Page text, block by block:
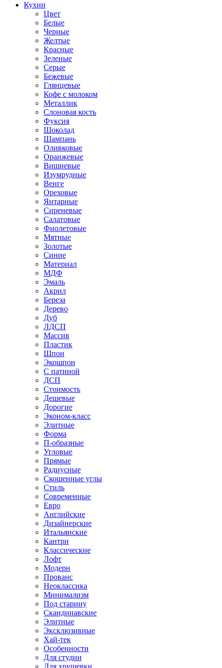
Кухни
Цвет
Белые
Черные
Желтые
Красные
Зеленые
Серые
Бежевые
Глянцевые
Кофе с молоком
Металлик
Слоновая кость
Фуксия
Шоколад
Шампань
Оливковые
Оранжевые
Вишневые
Изумрудные
Венге
Ореховые
Янтарные
Сиреневые
Салатовые
Фиолетовые
Мятные
Золотые
Синие
Материал
МДФ
Эмаль
Акрил
Береза
Дерево
Дуб
ЛДСП
Массив
Пластик
Шпон
Экошпон
С патиной
ДСП
Стоимость
Дешевые
Дорогие
Эконом-класс
Элитные
Форма
П-образные
Угловые
Прямые
Радиусные
Скошенные углы
Стиль
Современные
Евро
Английские
Дизайнерские
Итальянские
Кантри
Классические
Лофт
Модерн
Прованс
Неоклассика
Минимализм
Под старину
Скандинавские
Элитные
Эксклюзивные
Хай-тек
Особенности
Для студии
Для хрущевки